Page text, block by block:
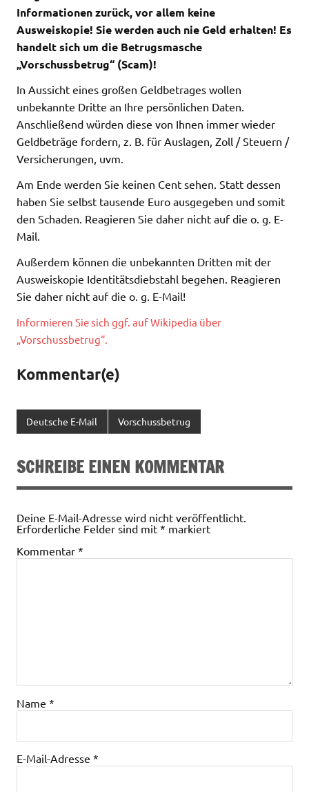
Informationen zurück, vor allem keine
Ausweiskopie! Sie werden auch nie Geld erhalten! Es
handelt sich um die Betrugsmasche
„Vorschussbetrug“ (Scam)!
In Aussicht eines großen Geldbetrages wollen
unbekannte Dritte an Ihre persönlichen Daten.
Anschließend würden diese von Ihnen immer wieder
Geldbeträge fordern, z. B. für Auslagen, Zoll / Steuern /
Versicherungen, uvm.
Am Ende werden Sie keinen Cent sehen. Statt dessen
haben Sie selbst tausende Euro ausgegeben und somit
den Schaden. Reagieren Sie daher nicht auf die o. g. E-
Mail.
Außerdem können die unbekannten Dritten mit der
Ausweiskopie Identitätsdiebstahl begehen. Reagieren
Sie daher nicht auf die o. g. E-Mail!
Informieren Sie sich ggf. auf Wikipedia über
„Vorschussbetrug“.
Kommentar(e)
Deutsche E-Mail Vorschussbetrug
SCHREIBE EINEN KOMMENTAR
Deine E-Mail-Adresse wird nicht veröffentlicht.
Erforderliche Felder sind mit * markiert
Kommentar *
Name *
E-Mail-Adresse *